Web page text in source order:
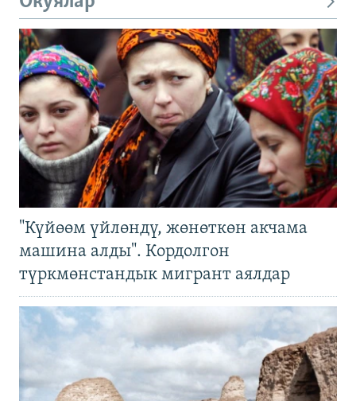
"Күйөөм үйлөндү, жөнөткөн акчама
машина алды". Кордолгон
түркмөнстандык мигрант аялдар